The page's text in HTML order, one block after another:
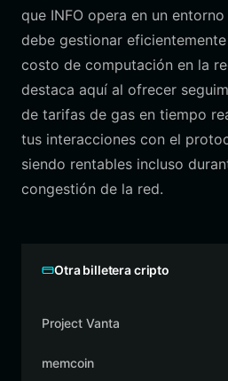
que INFO opera en un
debe gestionar
costo de computación en la
destaca aquí al ofrecer
de tarifas de gas en tiempo
tus interacciones con el
siendo rentables incluso
congestión de la red.
Otra billetera cripto
Project Vanta
memcoin